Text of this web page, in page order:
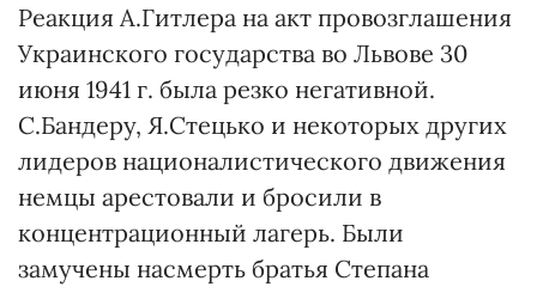
Реакция А.Гитлера на акт провозглашения
Украинского государства во Львове 30
июня 1941 г. была резко негативной.
С.Бандеру, Я.Стецько и некоторых других
лидеров националистического движения
немцы арестовали и бросили в
концентрационный лагерь. Были
замучены насмерть братья Степана